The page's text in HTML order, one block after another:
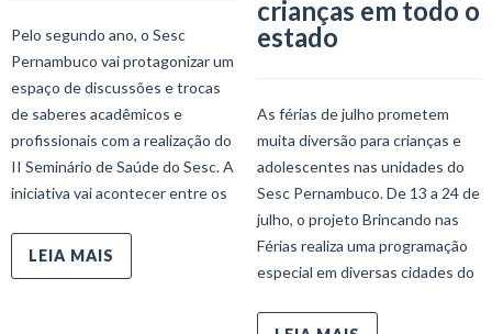
Pelo segundo ano, o Sesc
Pernambuco vai protagonizar um
espaço de discussões e trocas
de saberes acadêmicos e
profissionais com a realização do
II Seminário de Saúde do Sesc. A
iniciativa vai acontecer entre os
LEIA MAIS
crianças em todo o
estado
As férias de julho prometem
muita diversão para crianças e
adolescentes nas unidades do
Sesc Pernambuco. De 13 a 24 de
julho, o projeto Brincando nas
Férias realiza uma programação
especial em diversas cidades do